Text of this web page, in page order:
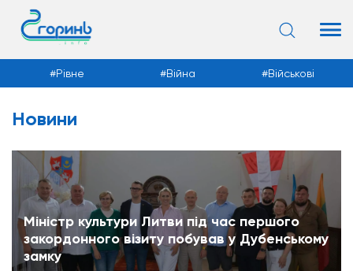
Новини
Рівне Війна Військові
Новини
Міністр культури Литви під час першого
закордонного візиту побував у Дубенському
замку